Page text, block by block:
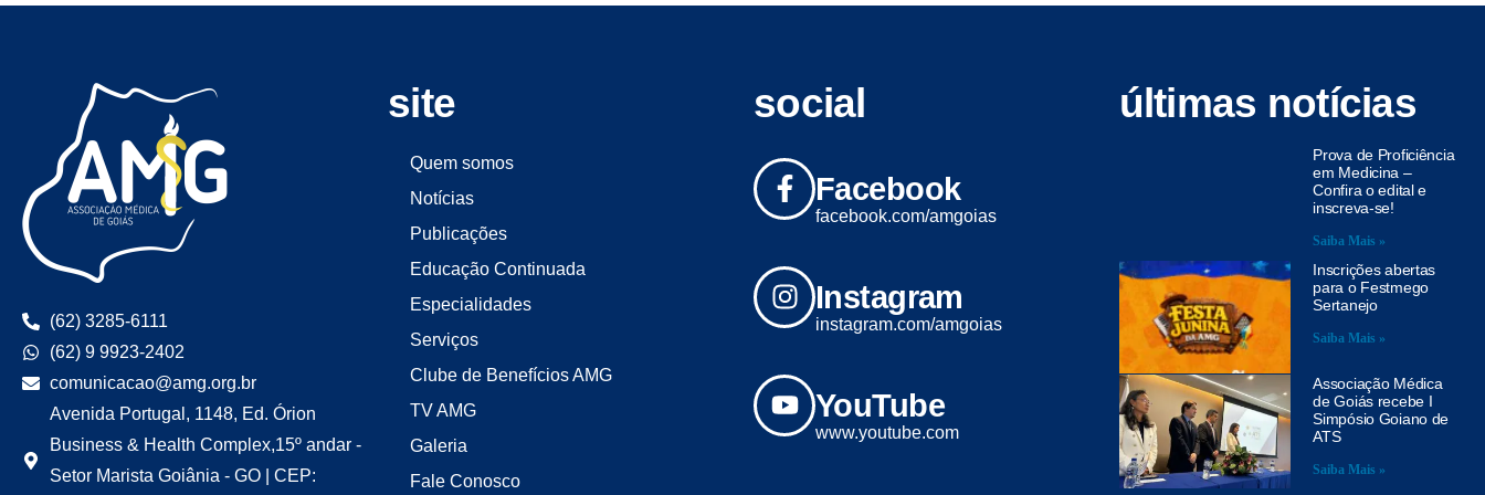
(62) 3285-6111
(62) 9 9923-2402
comunicacao@amg.org.br
Avenida Portugal, 1148, Ed. Órion
Business & Health Complex,15º andar -
Setor Marista Goiânia - GO | CEP:
site
Quem somos
Notícias
Publicações
Educação Continuada
Especialidades
Serviços
Clube de Benefícios AMG
TV AMG
Galeria
Fale Conosco
social
Facebook
facebook.com/amgoias
Instagram
instagram.com/amgoias
YouTube
www.youtube.com
últimas notícias
Prova de Proficiência
em Medicina –
Confira o edital e
inscreva-se!
Saiba Mais »
Inscrições abertas
para o Festmego
Sertanejo
Saiba Mais »
Associação Médica
de Goiás recebe I
Simpósio Goiano de
ATS
Saiba Mais »